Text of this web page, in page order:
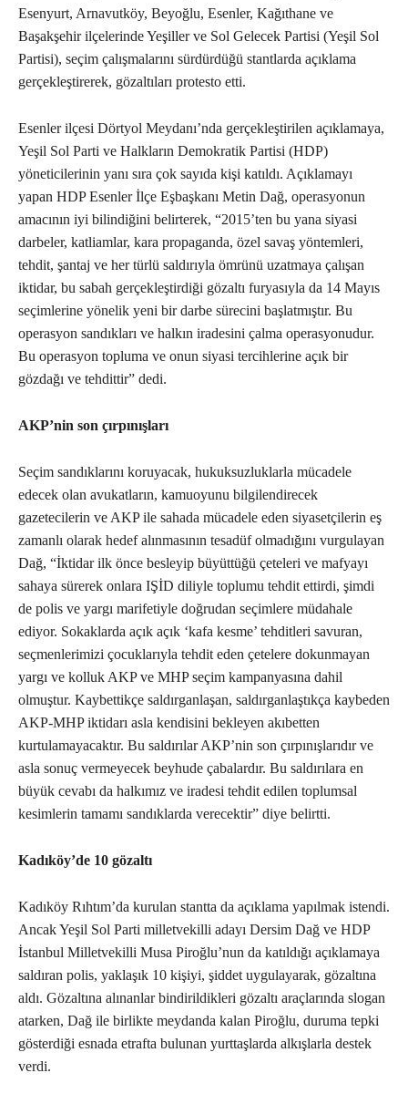
Esenyurt, Arnavutköy, Beyoğlu, Esenler, Kağıthane ve
Başakşehir ilçelerinde Yeşiller ve Sol Gelecek Partisi (Yeşil Sol
Partisi), seçim çalışmalarını sürdürdüğü stantlarda açıklama
gerçekleştirerek, gözaltıları protesto etti.
Esenler ilçesi Dörtyol Meydanı’nda gerçekleştirilen açıklamaya,
Yeşil Sol Parti ve Halkların Demokratik Partisi (HDP)
yöneticilerinin yanı sıra çok sayıda kişi katıldı. Açıklamayı
yapan HDP Esenler İlçe Eşbaşkanı Metin Dağ, operasyonun
amacının iyi bilindiğini belirterek, “2015’ten bu yana siyasi
darbeler, katliamlar, kara propaganda, özel savaş yöntemleri,
tehdit, şantaj ve her türlü saldırıyla ömrünü uzatmaya çalışan
iktidar, bu sabah gerçekleştirdiği gözaltı furyasıyla da 14 Mayıs
seçimlerine yönelik yeni bir darbe sürecini başlatmıştır. Bu
operasyon sandıkları ve halkın iradesini çalma operasyonudur.
Bu operasyon topluma ve onun siyasi tercihlerine açık bir
gözdağı ve tehdittir” dedi.
AKP’nin son çırpınışları
Seçim sandıklarını koruyacak, hukuksuzluklarla mücadele
edecek olan avukatların, kamuoyunu bilgilendirecek
gazetecilerin ve AKP ile sahada mücadele eden siyasetçilerin eş
zamanlı olarak hedef alınmasının tesadüf olmadığını vurgulayan
Dağ, “İktidar ilk önce besleyip büyüttüğü çeteleri ve mafyayı
sahaya sürerek onlara IŞİD diliyle toplumu tehdit ettirdi, şimdi
de polis ve yargı marifetiyle doğrudan seçimlere müdahale
ediyor. Sokaklarda açık açık ‘kafa kesme’ tehditleri savuran,
seçmenlerimizi çocuklarıyla tehdit eden çetelere dokunmayan
yargı ve kolluk AKP ve MHP seçim kampanyasına dahil
olmuştur. Kaybettikçe saldırganlaşan, saldırganlaştıkça kaybeden
AKP-MHP iktidarı asla kendisini bekleyen akıbetten
kurtulamayacaktır. Bu saldırılar AKP’nin son çırpınışlarıdır ve
asla sonuç vermeyecek beyhude çabalardır. Bu saldırılara en
büyük cevabı da halkımız ve iradesi tehdit edilen toplumsal
kesimlerin tamamı sandıklarda verecektir” diye belirtti.
Kadıköy’de 10 gözaltı
Kadıköy Rıhtım’da kurulan stantta da açıklama yapılmak istendi.
Ancak Yeşil Sol Parti milletvekilli adayı Dersim Dağ ve HDP
İstanbul Milletvekilli Musa Piroğlu’nun da katıldığı açıklamaya
saldıran polis, yaklaşık 10 kişiyi, şiddet uygulayarak, gözaltına
aldı. Gözaltına alınanlar bindirildikleri gözaltı araçlarında slogan
atarken, Dağ ile birlikte meydanda kalan Piroğlu, duruma tepki
gösterdiği esnada etrafta bulunan yurttaşlarda alkışlarla destek
verdi.